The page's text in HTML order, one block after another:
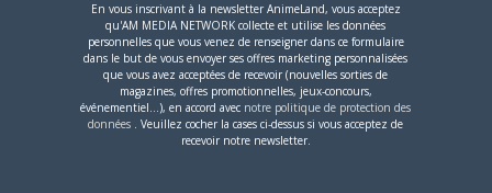
4 AOÛT 2026 0
Une nouvelle série TV
En vous inscrivant à la newsletter AnimeLand, vous acceptez
qu'AM MEDIA NETWORK collecte et utilise les données
personnelles que vous venez de renseigner dans ce formulaire
dans le but de vous envoyer ses offres marketing personnalisées
que vous avez acceptées de recevoir (nouvelles sorties de
magazines, offres promotionnelles, jeux-concours,
événementiel...), en accord avec notre politique de protection des
données . Veuillez cocher la cases ci-dessus si vous acceptez de
recevoir notre newsletter.